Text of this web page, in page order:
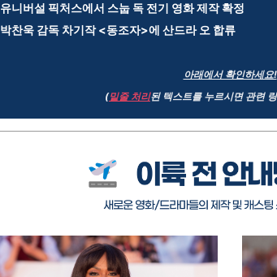
유니버설 픽처스에서 스눕 독 전기 영화 제작 확정
박찬욱 감독 차기작 <동조자>에 산드라 오 합류
아래에서 확인하세요!
(밑줄 처리된 텍스트를 누르시면 관련